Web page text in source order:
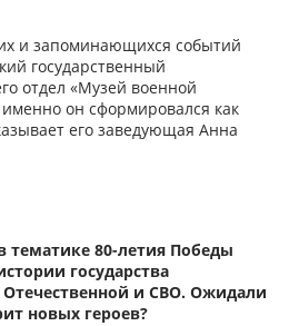
и запоминающихся событий
государственный
отдел «Музей военной
он сформировался как
его заведую­щая Анна
тематике 80-летия Победы
государства
Отечественной и СВО. Ожидали
новых героев?